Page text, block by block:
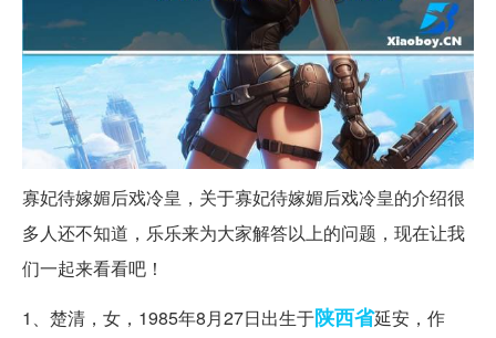
寡妃待嫁媚后戏冷皇，关于寡妃待嫁媚后戏冷皇的介绍很
多人还不知道，乐乐来为大家解答以上的问题，现在让我
们一起来看看吧！
1、楚清，女，1985年8月27日出生于陕西省延安，作